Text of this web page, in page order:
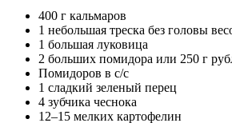
400 г кальмаров
1 небольшая треска без головы
1 большая луковица
2 больших помидора или 250 г
Помидоров в с/с
1 сладкий зеленый перец
4 зубчика чеснока
12–15 мелких картофелин